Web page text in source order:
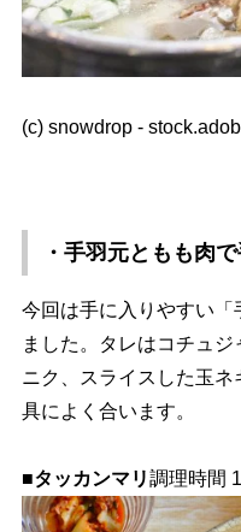
(c) snowdrop -
・手羽元ともも肉
今回は手に入りやすい「
ました。タレはコチュ
ニク、スライスした玉
具によく合います。
■タッカンマリ調理時間